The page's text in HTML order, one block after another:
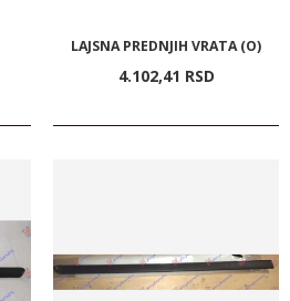
LAJSNA PREDNJIH VRATA (O)
4.102,41 RSD